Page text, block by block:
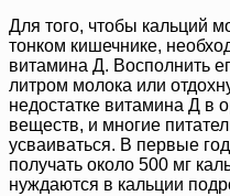
Для того, чтобы кальций
тонком кишечнике,
витамина Д. Восполнить
литром молока или
недостатке витамина Д в
веществ, и многие
усваиваться. В первые
получать около 500 мг
нуждаются в кальции